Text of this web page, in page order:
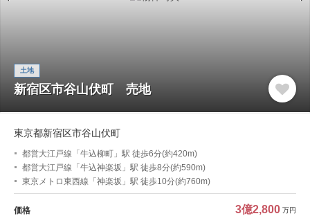
土地
新宿区市谷山伏町 売地
東京都新宿区市谷山伏町
都営大江戸線「牛込柳町」駅 徒歩6分(約420m)
都営大江戸線「牛込神楽坂」駅 徒歩8分(約590m)
東京メトロ東西線「神楽坂」駅 徒歩10分(約760m)
価格 3億2,800 万円